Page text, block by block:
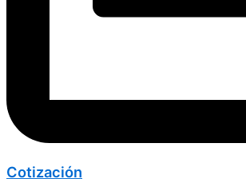
Cotización